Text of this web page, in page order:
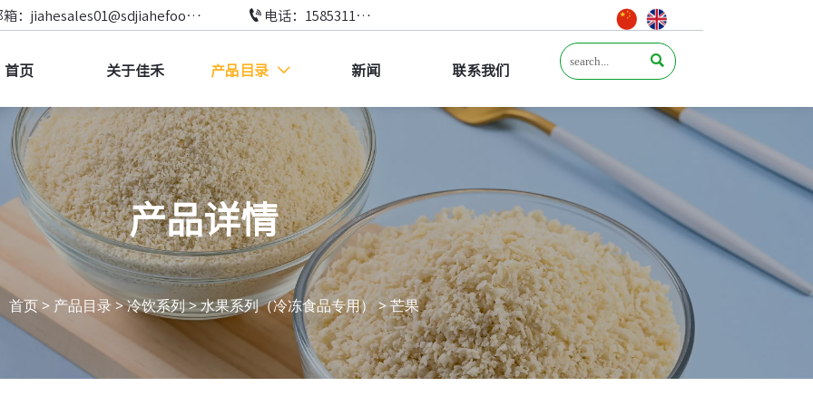
邮箱：jiahesales01@sdjiahefood.com  电话：15853111073
首页 关于佳禾 产品目录  新闻 联系我们

产品详情
首页> 产品目录>冷饮系列>水果系列（冷冻食品专用）>芒果